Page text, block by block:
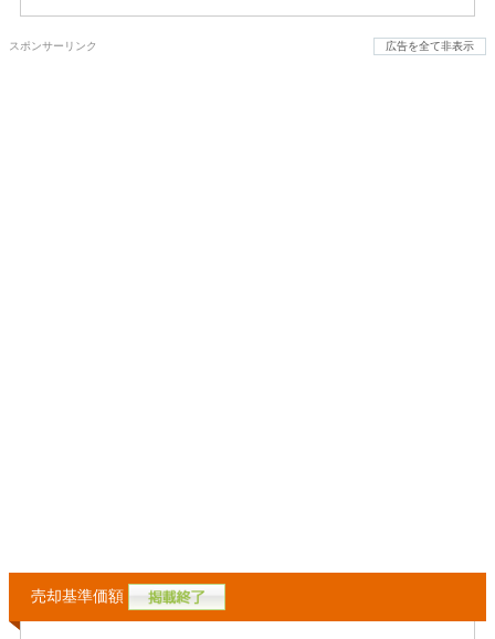
スポンサーリンク 広告を全て非表示
売却基準価額